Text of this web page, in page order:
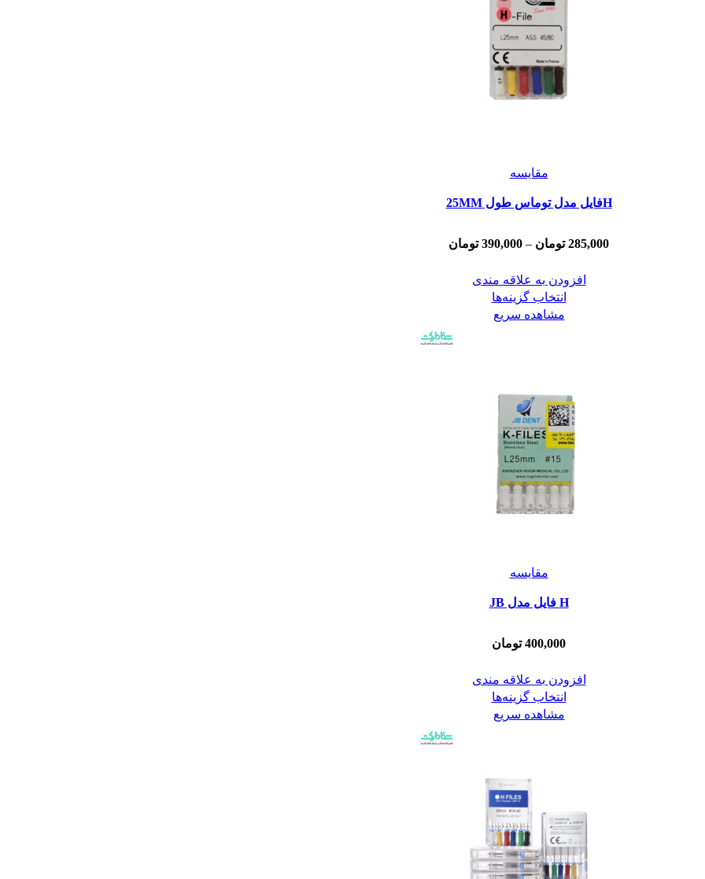
مقایسه
Hفايل مدل توماس طول 25MM
285,000 تومان –
390,000 تومان
افزودن به علاقه مندی
انتخاب گزینه‌ها
مشاهده سریع
مقایسه
H فايل مدل JB
400,000 تومان
افزودن به علاقه مندی
انتخاب گزینه‌ها
مشاهده سریع